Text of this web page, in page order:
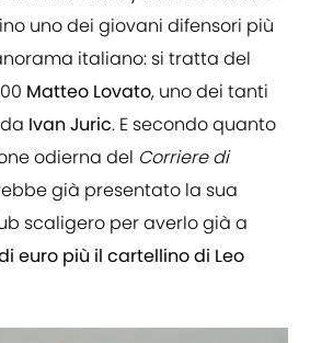
uno dei giovani difensori più
italiano: si tratta del
Matteo Lovato, uno dei tanti
Ivan Juric. E secondo quanto
odierna del Corriere di
già presentato la sua
scaligero per averlo già a
euro più il cartellino di Leo